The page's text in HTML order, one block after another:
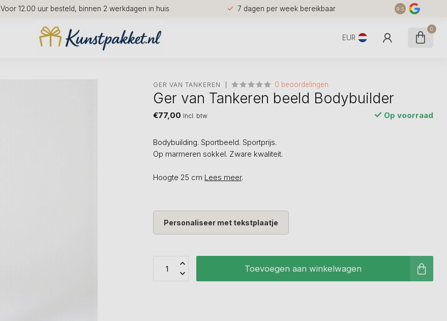
Voor 12.00 uur besteld, binnen 2 werkdagen in huis 7 dagen per week bereikbaar 9.5
EUR
0
GER VAN TANKEREN 0 beoordelingen
Ger van Tankeren beeld Bodybuilder
€77,00 Incl. btw Op voorraad
Bodybuilding. Sportbeeld. Sportprijs.
Op marmeren sokkel. Zware kwaliteit.
Hoogte 25 cm Lees meer.
Personaliseer met tekstplaatje
Toevoegen aan winkelwagen